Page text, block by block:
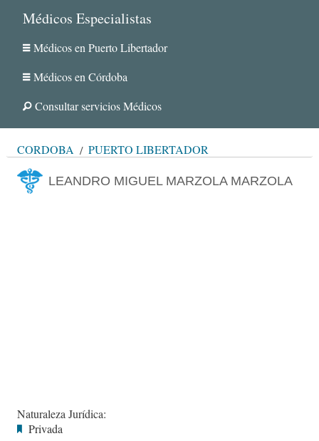
Médicos Especialistas
Médicos en Puerto Libertador
Médicos en Córdoba
Consultar servicios Médicos
CÓRDOBA PUERTO LIBERTADOR
LEANDRO MIGUEL MARZOLA MARZOLA
Naturaleza Jurídica:
Privada